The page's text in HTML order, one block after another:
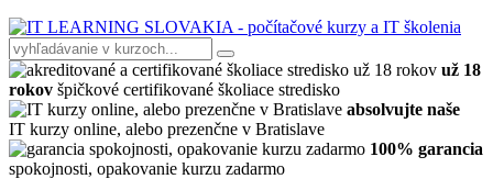
už 18
rokov špičkové certifikované školiace stredisko
absolvujte naše
IT kurzy online, alebo prezenčne v Bratislave
100% garancia
spokojnosti, opakovanie kurzu zadarmo